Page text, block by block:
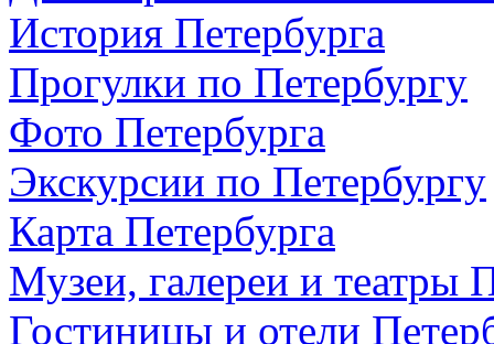
История Петербурга
Прогулки по Петербургу
Фото Петербурга
Экскурсии по Петербургу
Карта Петербурга
Музеи, галереи и театры
Гостиницы и отели